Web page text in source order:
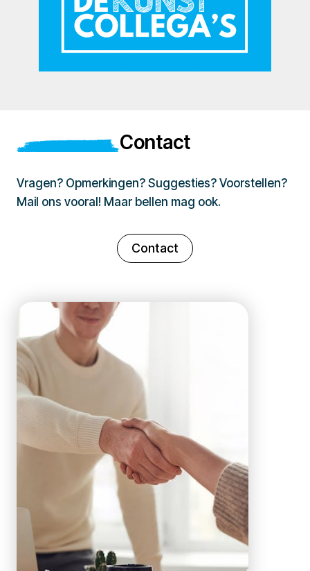
Contact
Vragen? Opmerkingen? Suggesties? Voorstellen?
Mail ons vooral! Maar bellen mag ook.
Contact